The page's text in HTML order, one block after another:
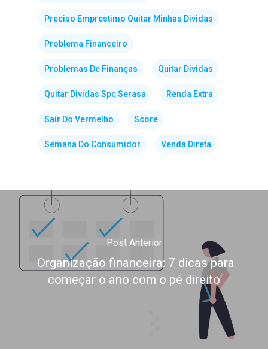
Preciso Emprestimo Quitar Minhas Dividas
Problema Financeiro
Problemas De Finanças Quitar Dividas
Quitar Dividas Spc Serasa Renda Extra
Sair Do Vermelho Score
Semana Do Consumidor Venda Direta
Post Anterior
Organização financeira: 7 dicas para
começar o ano com o pé direito